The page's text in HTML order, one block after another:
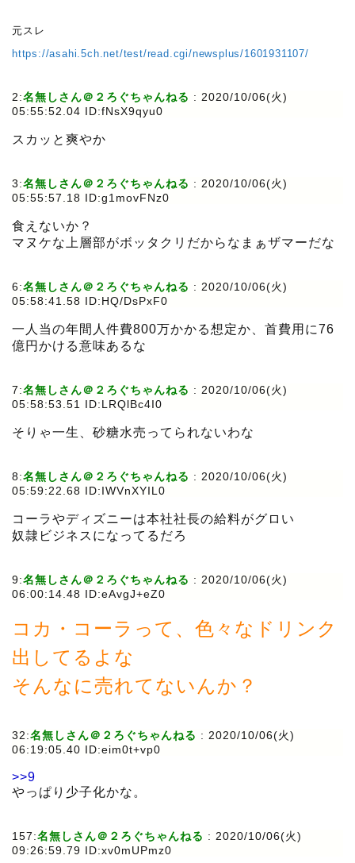
元スレ
https://asahi.5ch.net/test/read.cgi/newsplus/1601931107/
2:名無しさん＠２ろぐちゃんねる : 2020/10/06(火)
05:55:52.04 ID:fNsX9qyu0
スカッと爽やか
3:名無しさん＠２ろぐちゃんねる : 2020/10/06(火)
05:55:57.18 ID:g1movFNz0
食えないか？
マヌケな上層部がボッタクリだからなまぁザマーだな
6:名無しさん＠２ろぐちゃんねる : 2020/10/06(火)
05:58:41.58 ID:HQ/DsPxF0
一人当の年間人件費800万かかる想定か、首費用に76
億円かける意味あるな
7:名無しさん＠２ろぐちゃんねる : 2020/10/06(火)
05:58:53.51 ID:LRQlBc4I0
そりゃ一生、砂糖水売ってられないわな
8:名無しさん＠２ろぐちゃんねる : 2020/10/06(火)
05:59:22.68 ID:IWVnXYIL0
コーラやディズニーは本社社長の給料がグロい
奴隷ビジネスになってるだろ
9:名無しさん＠２ろぐちゃんねる : 2020/10/06(火)
06:00:14.48 ID:eAvgJ+eZ0
コカ・コーラって、色々なドリンク
出してるよな
そんなに売れてないんか？
32:名無しさん＠２ろぐちゃんねる : 2020/10/06(火)
06:19:05.40 ID:eim0t+vp0
>>9
やっぱり少子化かな。
157:名無しさん＠２ろぐちゃんねる : 2020/10/06(火)
09:26:59.79 ID:xv0mUPmz0